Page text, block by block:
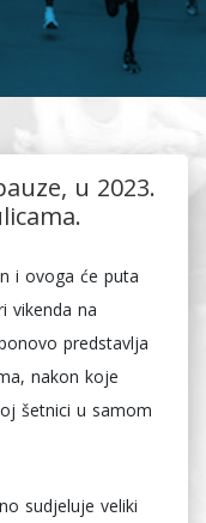
u 2023.
i ovoga će puta
vikenda na
predstavlja
nakon koje
šetnici u samom
sudjeluje veliki